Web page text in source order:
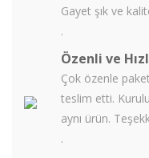
Gayet şık ve
.
Özenli ve
Çok özenle
teslim etti.
aynı ürün.
.